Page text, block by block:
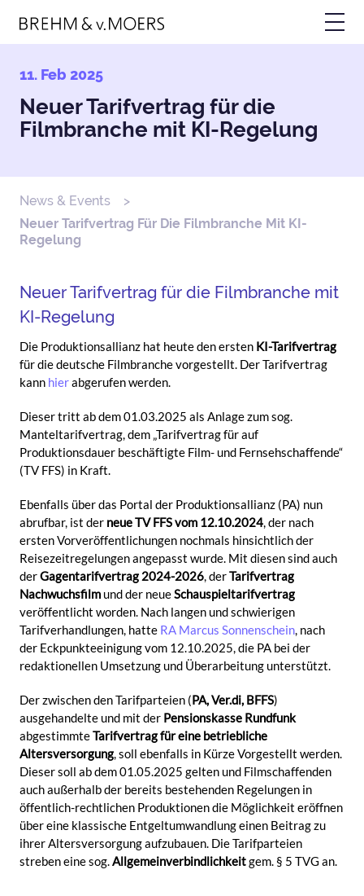
main
11. Feb 2025
Neuer Tarifvertrag für die
Filmbranche mit KI-Regelung
Breadcrumb
News & Events
Neuer Tarifvertrag Für Die Filmbranche Mit KI-
Regelung
Title
Neuer Tarifvertrag für die Filmbranche mit
KI-Regelung
Text
Die Produktionsallianz hat heute den ersten KI-Tarifvertrag
für die deutsche Filmbranche vorgestellt. Der Tarifvertrag
kann hierabgerufen werden.
Dieser tritt ab dem 01.03.2025 als Anlage zum sog.
Manteltarifvertrag, dem „Tarifvertrag für auf
Produktionsdauer beschäftigte Film- und Fernsehschaffende“
(TV FFS) in Kraft.
Ebenfalls über das Portal der Produktionsallianz (PA) nun
abrufbar, ist der neue TV FFS vom 12.10.2024, der nach
ersten Vorveröffentlichungen nochmals hinsichtlich der
Reisezeitregelungen angepasst wurde. Mit diesen sind auch
derGagentarifvertrag 2024-2026, derTarifvertrag
Nachwuchsfilm und der neueSchauspieltarifvertrag
veröffentlicht worden. Nach langen und schwierigen
Tarifverhandlungen, hatte RA Marcus Sonnenschein, nach
der Eckpunkteeinigung vom 12.10.2025, die PA bei der
redaktionellen Umsetzung und Überarbeitung unterstützt.
Der zwischen den Tarifparteien (PA, Ver.di, BFFS)
ausgehandelte und mit der Pensionskasse Rundfunk
abgestimmteTarifvertrag für eine betriebliche
Altersversorgung, soll ebenfalls in Kürze Vorgestellt werden.
Dieser soll ab dem 01.05.2025 gelten und Filmschaffenden
auch außerhalb der bereits bestehenden Regelungen in
öffentlich-rechtlichen Produktionen die Möglichkeit eröffnen
über eine klassische Entgeltumwandlung einen Beitrag zu
ihrer Altersversorgung aufzubauen. Die Tarifparteien
streben eine sog.Allgemeinverbindlichkeitgem. § 5 TVG an.